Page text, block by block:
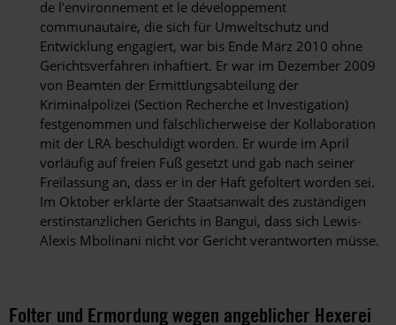
de l’environnement et le développement
communautaire, die sich für Umweltschutz und
Entwicklung engagiert, war bis Ende März 2010 ohne
Gerichtsverfahren inhaftiert. Er war im Dezember 2009
von Beamten der Ermittlungsabteilung der
Kriminalpolizei (Section Recherche et Investigation)
festgenommen und fälschlicherweise der Kollaboration
mit der LRA beschuldigt worden. Er wurde im April
vorläufig auf freien Fuß gesetzt und gab nach seiner
Freilassung an, dass er in der Haft gefoltert worden sei.
Im Oktober erklärte der Staatsanwalt des zuständigen
erstinstanzlichen Gerichts in Bangui, dass sich Lewis-
Alexis Mbolinani nicht vor Gericht verantworten müsse.
Folter und Ermordung wegen angeblicher Hexerei